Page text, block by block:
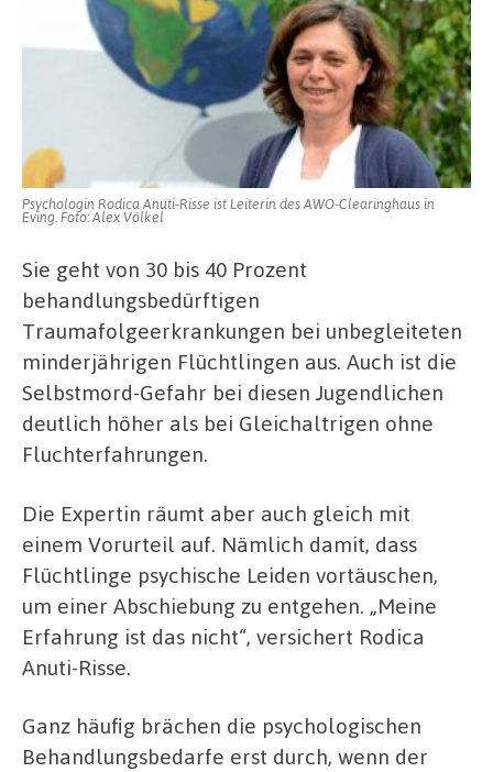
Psychologin Rodica Anuti-Risse ist Leiterin des AWO-Clearinghaus in
Eving. Foto: Alex Völkel
Sie geht von 30 bis 40 Prozent
behandlungsbedürftigen
Traumafolgeerkrankungen bei unbegleiteten
minderjährigen Flüchtlingen aus. Auch ist die
Selbstmord-Gefahr bei diesen Jugendlichen
deutlich höher als bei Gleichaltrigen ohne
Fluchterfahrungen.
Die Expertin räumt aber auch gleich mit
einem Vorurteil auf. Nämlich damit, dass
Flüchtlinge psychische Leiden vortäuschen,
um einer Abschiebung zu entgehen. „Meine
Erfahrung ist das nicht“, versichert Rodica
Anuti-Risse.
Ganz häufig brächen die psychologischen
Behandlungsbedarfe erst durch, wenn der